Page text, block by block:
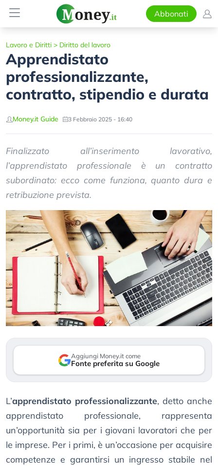
Abbonati
Lavoro e Diritti > Diritto del lavoro
Apprendistato
professionalizzante,
contratto, stipendio e durata
Money.it Guide 3 Febbraio 2025 - 16:40
Finalizzato all’inserimento lavorativo,
l’apprendistato professionale è un contratto
subordinato: ecco come funziona, quanto dura e
retribuzione prevista.
Aggiungi Money.it come
Fonte preferita su Google
L’apprendistato professionalizzante, detto anche
apprendistato professionale, rappresenta
un’opportunità sia per i giovani lavoratori che per
le imprese. Per i primi, è un’occasione per acquisire
competenze e garantirsi un ingresso stabile nel